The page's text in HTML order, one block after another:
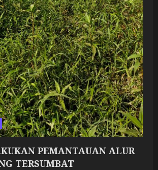
PEMANTAUAN ALUR
TERSUMBAT